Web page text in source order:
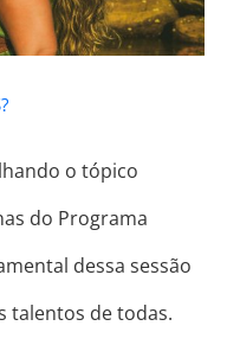
o tópico
do Programa
dessa sessão
talentos de todas.